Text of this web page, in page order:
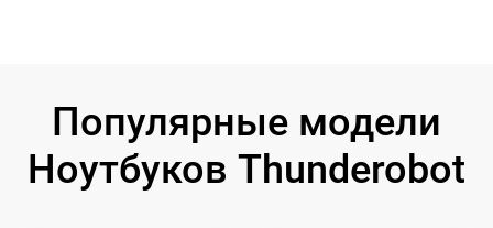
Популярные модели
Ноутбуков Thunderobot